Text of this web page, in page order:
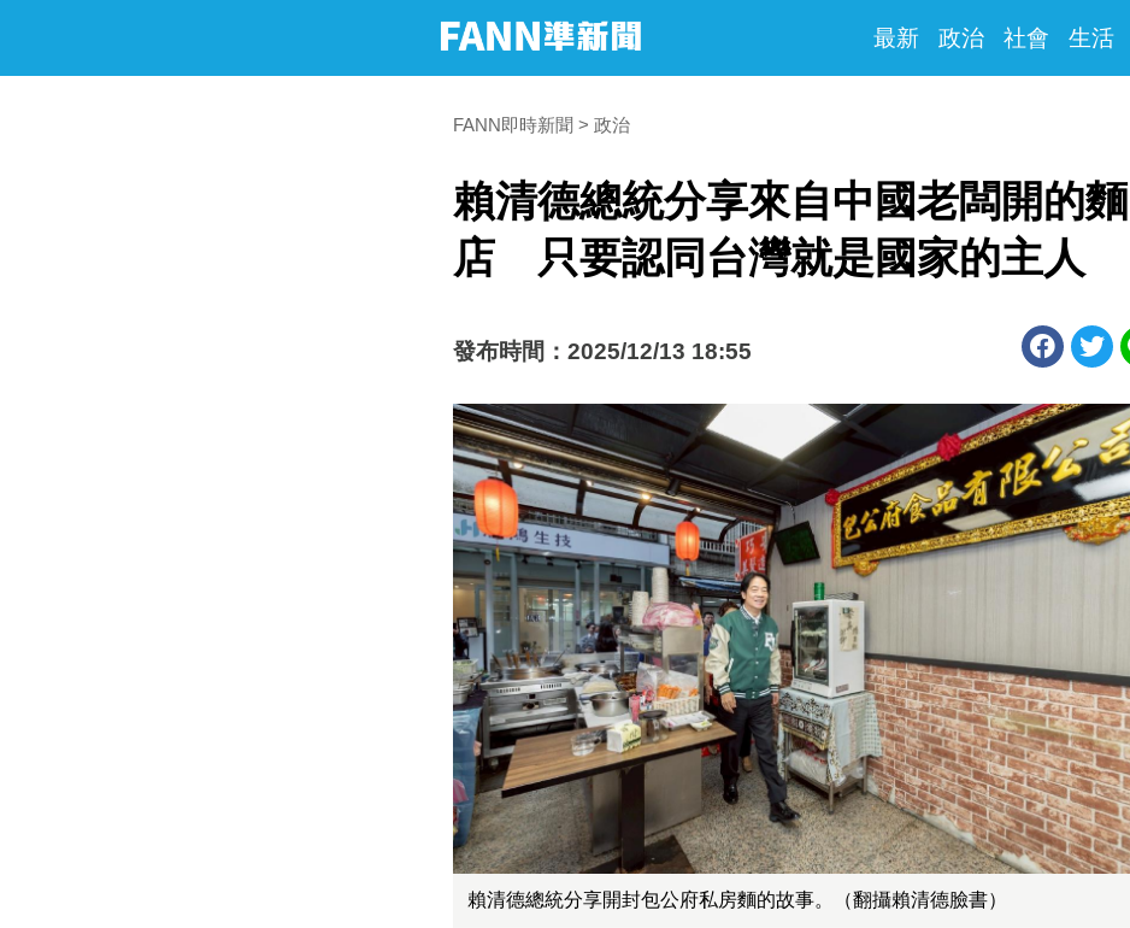
最新 政治 社會 生活
FANN即時新聞 政治
賴清德總統分享來自中國老闆開的麵
店 只要認同台灣就是國家的主人
發布時間：2025/12/13 18:55
賴清德總統分享開封包公府私房麵的故事。（翻攝賴清德臉書）